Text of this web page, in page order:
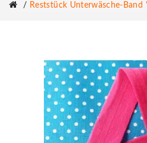
Reststück Unterwäsche-Band